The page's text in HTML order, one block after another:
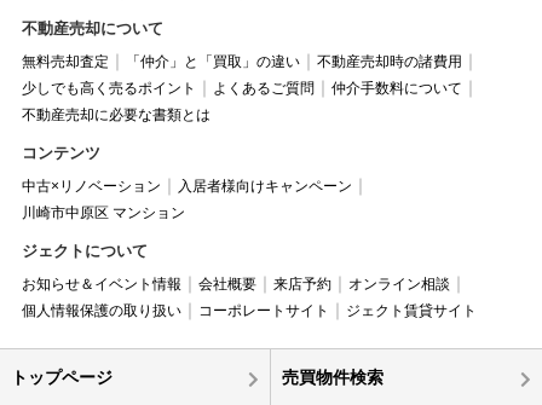
不動産売却について
無料売却査定 「仲介」と「買取」の違い
不動産売却時の諸費用
少しでも高く売るポイント
よくあるご質問
仲介手数料について
不動産売却に必要な書類とは
コンテンツ
中古×リノベーション
入居者様向けキャンペーン
川崎市中原区 マンション
ジェクトについて
お知らせ＆イベント情報 会社概要 来店予約
オンライン相談
個人情報保護の取り扱い
コーポレートサイト ジェクト賃貸サイト
トップページ 売買物件検索